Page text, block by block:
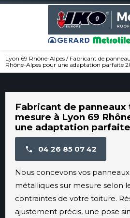
Lyon 69 Rhône-Alpes / Fabricant de
Rhône-Alpes pour une adaptation parfaite
Fabricant de panneaux
mesure à Lyon 69
une adaptation
04 26 85 07 42
Nous concevons vos
métalliques sur mesure selon
contraintes de votre toiture.
ajustement précis, une pose
Panneau de gestion des cookies